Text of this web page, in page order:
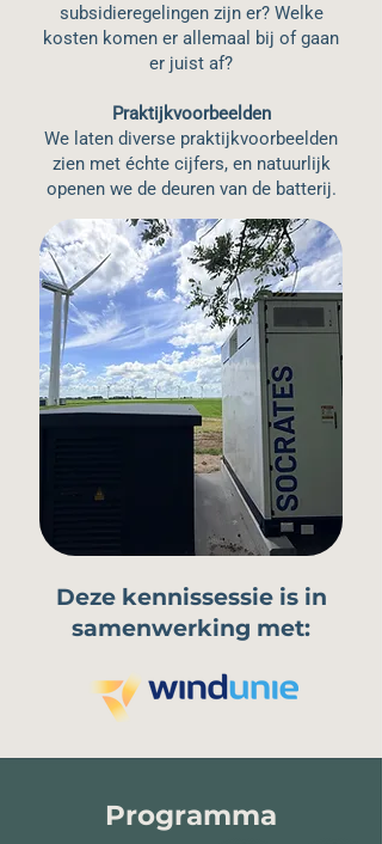
subsidieregelingen zijn er? Welke
kosten komen er allemaal bij of gaan
er juist af?
Praktijkvoorbeelden
We laten diverse praktijkvoorbeelden
zien met échte cijfers, en natuurlijk
openen we de deuren van de batterij.
Deze kennissessie is in
samenwerking met:
Programma